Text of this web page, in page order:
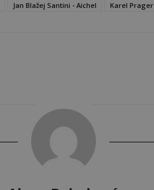
Jan Blažej Santini - Aichel Karel Prager